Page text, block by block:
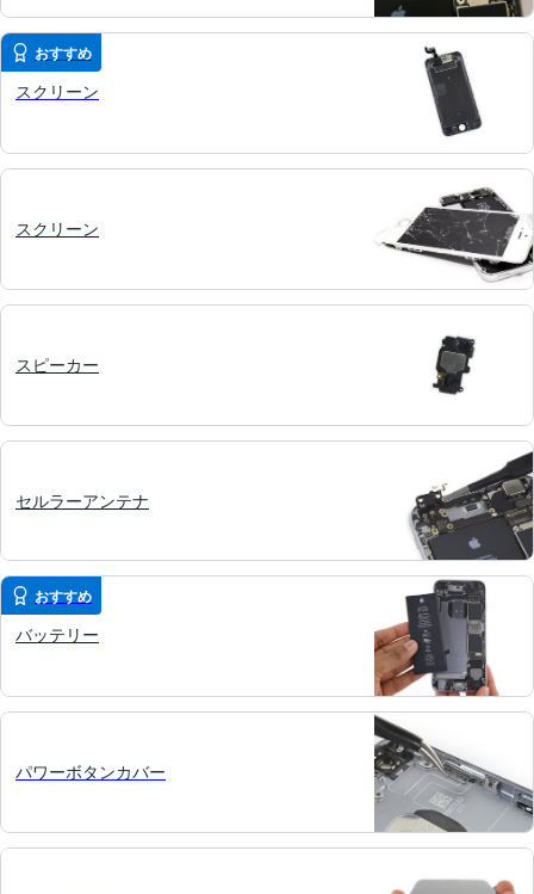
おすすめ
スクリーン
スクリーン
スピーカー
セルラーアンテナ
おすすめ
バッテリー
パワーボタンカバー